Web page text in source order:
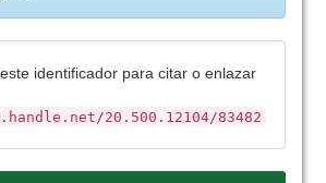
identificador para citar o enlazar
20.500.12104/83482